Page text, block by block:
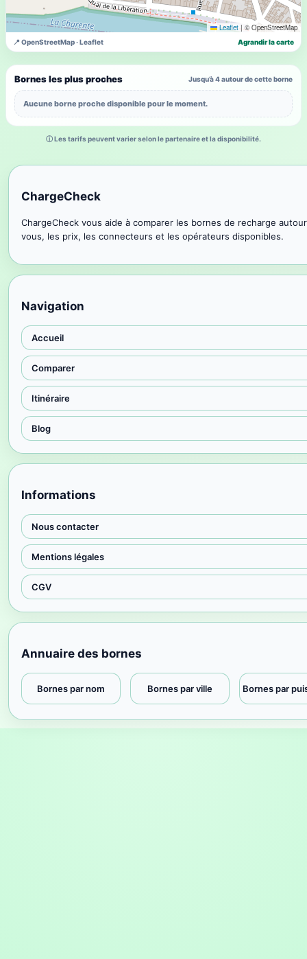
Leaflet | © OpenStreetMap
📍 OpenStreetMap · Leaflet Agrandir la carte
Bornes les plus proches Jusqu’à 4 autour de cette borne
Aucune borne proche disponible pour le moment.
ⓘ Les tarifs peuvent varier selon le partenaire et la disponibilité.
ChargeCheck
ChargeCheck vous aide à comparer les bornes de recharge
vous, les prix, les connecteurs et les opérateurs disponibles.
Navigation
Accueil
Comparer
Itinéraire
Blog
Informations
Nous contacter
Mentions légales
CGV
Annuaire des bornes
Bornes par nom Bornes par ville Bornes par